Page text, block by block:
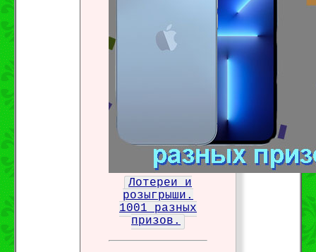
Лотереи и
розыгрыши.
1001 разных
призов.